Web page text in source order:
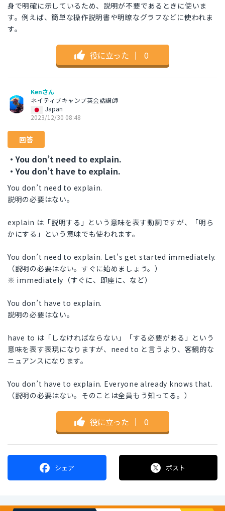
身で明確に示しているため、説明が不要であるときに使いま
す。例えば、簡単な操作説明書や明瞭なグラフなどに使われま
す。
役に立った ｜ 0
Kenさん
ネイティブキャンプ英会話講師
Japan
2023/12/30 08:48
回答
・You don’t need to explain.
・You don’t have to explain.
You don’t need to explain.
説明の必要はない。
explain は「説明する」という意味を表す動詞ですが、「明ら
かにする」という意味でも使われます。
You don’t need to explain. Let's get started immediately.
（説明の必要はない。すぐに始めましょう。）
※ immediately（すぐに、即座に、など）
You don’t have to explain.
説明の必要はない。
have to は「しなければならない」「する必要がある」という
意味を表す表現になりますが、need to と言うより、客観的な
ニュアンスになります。
You don’t have to explain. Everyone already knows that.
（説明の必要はない。そのことは全員もう知ってる。）
役に立った ｜ 0
シェア ポスト